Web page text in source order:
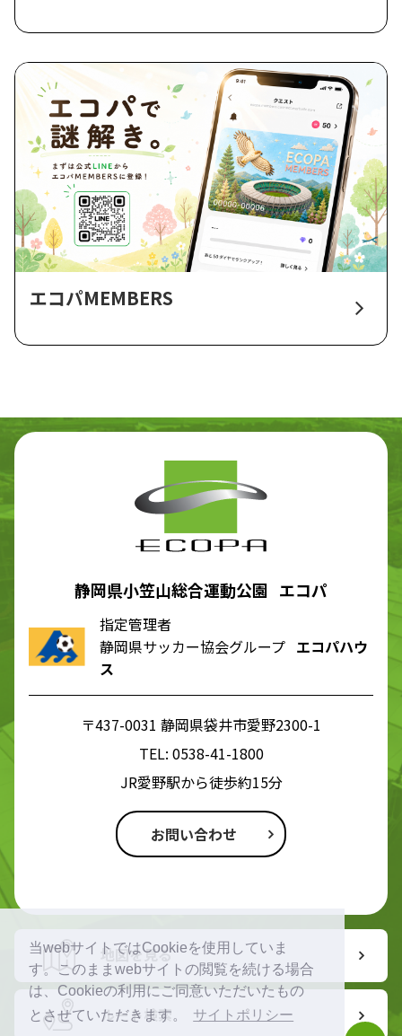
当webサイトではCookieを使用していま
す。このままwebサイトの閲覧を続ける場合
は、Cookieの利用にご同意いただいたもの
とさせていただきます。
サイトポリシー
エコパMEMBERS
静岡県小笠山総合運動公園 エコパ
指定管理者
静岡県サッカー協会グループ エコパハウ
ス
〒437-0031 静岡県袋井市愛野2300-1
TEL: 0538-41-1800
JR愛野駅から徒歩約15分
お問い合わせ
地図を見る
ルート検索